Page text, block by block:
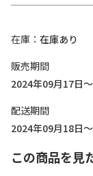
在庫
在庫あり
販売期間
2024年09月17日
配送期間
2024年09月18日
この商品を見